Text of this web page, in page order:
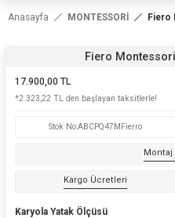
Anasayfa MONTESSORİ Fiero
Fiero
17.900,00 TL
*2.323,22 TL den başlayan taksitlerle!
Stok No:ABCPQ47MFierro
Montaj
Kargo Ücretleri
Karyola Yatak Ölçüsü